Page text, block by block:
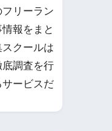
リーラン
報をまと
クールは
調査を行
ービスだ